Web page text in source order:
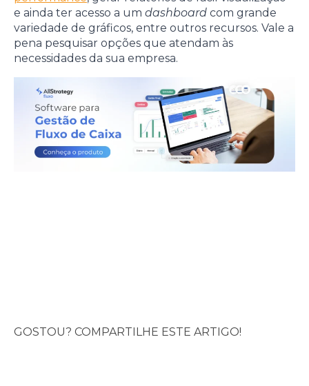
e ainda ter acesso a um dashboard com grande
variedade de gráficos, entre outros recursos. Vale a
pena pesquisar opções que atendam às
necessidades da sua empresa.
GOSTOU? COMPARTILHE ESTE ARTIGO!